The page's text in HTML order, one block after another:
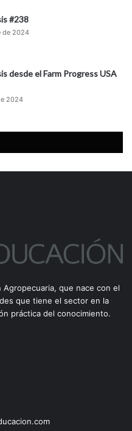
#238
de 2024
desde el Farm Progress USA
2024
Agropecuaria, que nace con el
que tiene el sector en la
práctica del conocimiento.